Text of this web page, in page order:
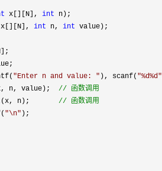
x[][N], int
x[][N], int n, int
"Enter n and value: " ), scanf( "%d%d"
n, value);
// 函数调用
n);
// 函数调用
"\n" );